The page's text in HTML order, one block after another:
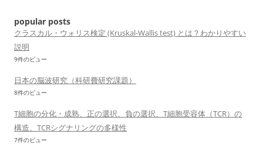
popular posts
クラスカル・ウォリス検定 (Kruskal-Wallis test) とは？わかりやすい
説明
9件のビュー
日本の脳波研究（科研費研究課題）
8件のビュー
T細胞の分化・成熟、正の選択、負の選択、T細胞受容体（TCR）の
構造、TCRシグナリングの多様性
7件のビュー